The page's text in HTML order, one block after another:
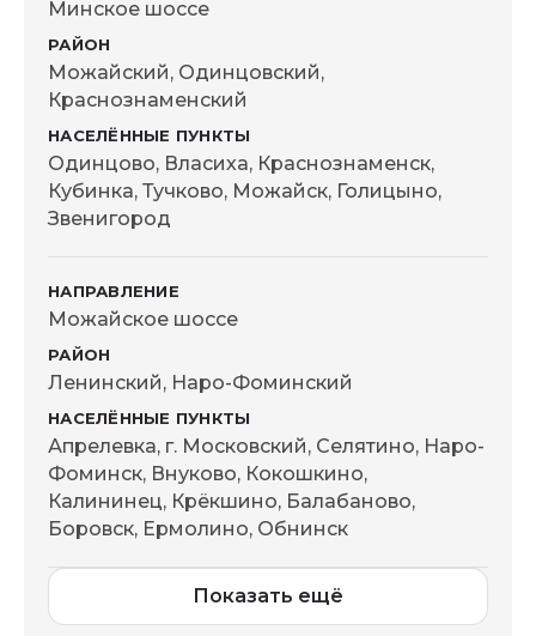
Минское шоссе
Можайский, Одинцовский,
Краснознаменский
Одинцово, Власиха, Краснознаменск,
Кубинка, Тучково, Можайск, Голицыно,
Звенигород
Можайское шоссе
Ленинский, Наро-Фоминский
Апрелевка, г. Московский, Селятино, Наро-
Фоминск, Внуково, Кокошкино,
Калининец, Крёкшино, Балабаново,
Боровск, Ермолино, Обнинск
Показать ещё